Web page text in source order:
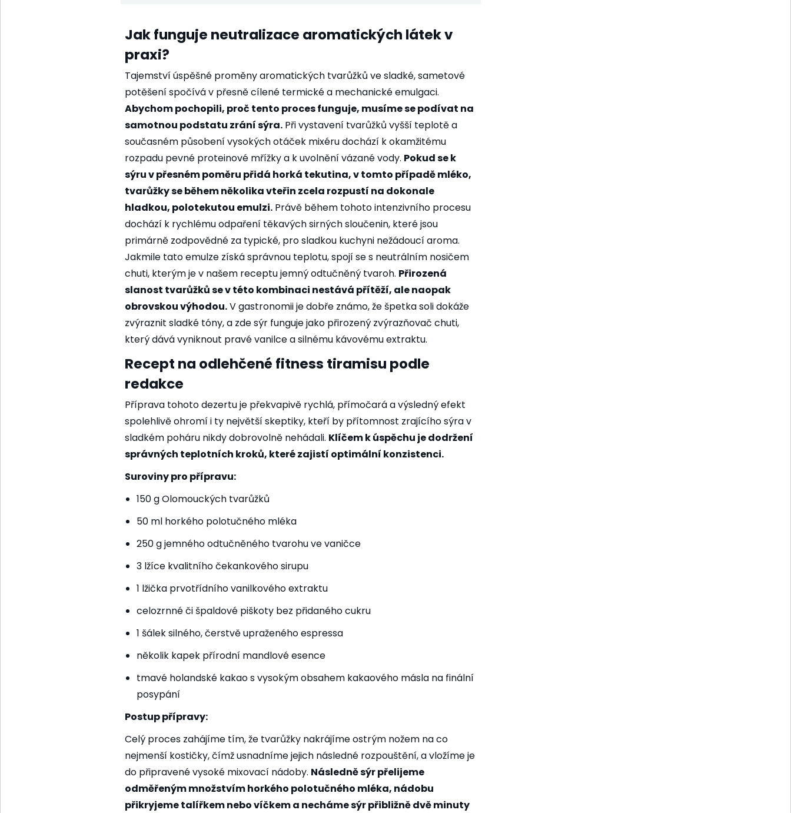
Jak funguje neutralizace aromatických látek v
praxi?
Tajemství úspěšné proměny aromatických tvarůžků ve sladké, sametové
potěšení spočívá v přesně cílené termické a mechanické emulgaci.
Abychom pochopili, proč tento proces funguje, musíme se podívat na
samotnou podstatu zrání sýra. Při vystavení tvarůžků vyšší teplotě a
současném působení vysokých otáček mixéru dochází k okamžitému
rozpadu pevné proteinové mřížky a k uvolnění vázané vody. Pokud se k
sýru v přesném poměru přidá horká tekutina, v tomto případě mléko,
tvarůžky se během několika vteřin zcela rozpustí na dokonale
hladkou, polotekutou emulzi. Právě během tohoto intenzivního procesu
dochází k rychlému odpaření těkavých sirných sloučenin, které jsou
primárně zodpovědné za typické, pro sladkou kuchyni nežádoucí aroma.
Jakmile tato emulze získá správnou teplotu, spojí se s neutrálním nosičem
chuti, kterým je v našem receptu jemný odtučněný tvaroh. Přirozená
slanost tvarůžků se v této kombinaci nestává přítěží, ale naopak
obrovskou výhodou.V gastronomii je dobře známo, že špetka soli dokáže
zvýraznit sladké tóny, a zde sýr funguje jako přirozený zvýrazňovač chuti,
který dává vyniknout pravé vanilce a silnému kávovému extraktu.
Recept na odlehčené fitness tiramisu podle
redakce
Příprava tohoto dezertu je překvapivě rychlá, přímočará a výsledný efekt
spolehlivě ohromí i ty největší skeptiky, kteří by přítomnost zrajícího sýra v
sladkém poháru nikdy dobrovolně nehádali. Klíčem k úspěchu je dodržení
správných teplotních kroků, které zajistí optimální konzistenci.
Suroviny pro přípravu:
150 g Olomouckých tvarůžků
50 ml horkého polotučného mléka
250 g jemného odtučněného tvarohu ve vaničce
3 lžíce kvalitního čekankového sirupu
1 lžička prvotřídního vanilkového extraktu
celozrnné či špaldové piškoty bez přidaného cukru
1 šálek silného, čerstvě upraženého espressa
několik kapek přírodní mandlové esence
tmavé holandské kakao s vysokým obsahem kakaového másla na finální
posypání
Postup přípravy:
Celý proces zahájíme tím, že tvarůžky nakrájíme ostrým nožem na co
nejmenší kostičky, čímž usnadníme jejich následné rozpouštění, a vložíme je
do připravené vysoké mixovací nádoby. Následně sýr přelijeme
odměřeným množstvím horkého polotučného mléka, nádobu
přikryjeme talířkem nebo víčkem a necháme sýr přibližně dvě minuty